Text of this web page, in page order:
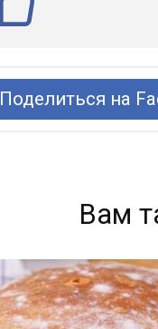
Поделиться на
Вам